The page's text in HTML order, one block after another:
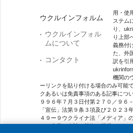
ウクルインフォルム
ウクルインフォル
ムについて
コンタクト
用・使
ステム
り、
り上部
義務付
た、外
訳を引
機関の
ーリンクを貼り付ける場合のみ可能
クあるいは免責事項のある記事につ
９９６年７月３日付第２７０／９６
「宣伝」法第９条３項及び２０２３
４９ー９ウクライナ法「メディア」
で、合意／会計を根拠に掲載されて